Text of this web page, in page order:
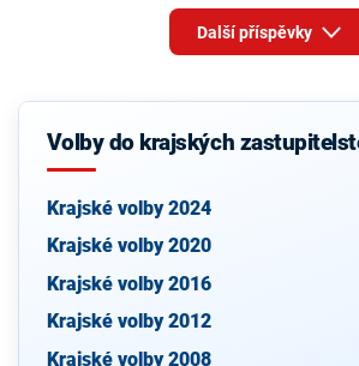
Další příspěvky
Volby do krajských
Krajské volby 2024
Krajské volby 2020
Krajské volby 2016
Krajské volby 2012
Krajské volby 2008